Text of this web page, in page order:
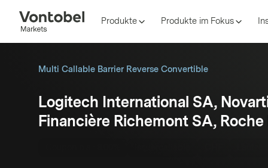
Produkte Produkte im Fokus
Multi Callable Barrier Reverse Convertible
Logitech International SA,
Financière Richemont SA,